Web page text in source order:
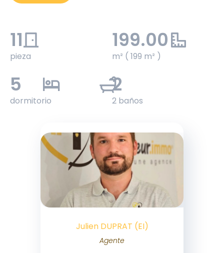
11
pieza
199.00
m² ( 199 m² )
5
dormitorio
2
2 baños
Julien DUPRAT (EI)
Agente